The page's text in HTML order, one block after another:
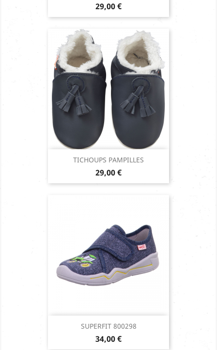
Prix
29,00 €
TICHOUPS PAMPILLES
Prix
29,00 €
SUPERFIT 800298
Prix
34,00 €